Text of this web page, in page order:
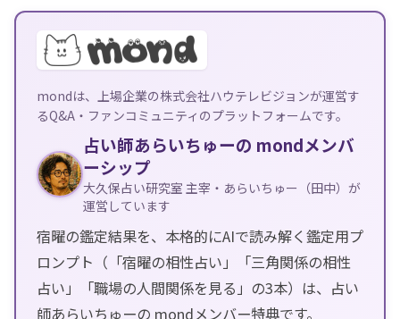
mondは、上場企業の株式会社ハウテレビジョンが運営す
るQ&A・ファンコミュニティのプラットフォームです。
占い師あらいちゅーの mondメンバ
ーシップ
大久保占い研究室 主宰・あらいちゅー（田中）が
運営しています
宿曜の鑑定結果を、本格的にAIで読み解く鑑定用プ
ロンプト（「宿曜の相性占い」「三角関係の相性
占い」「職場の人間関係を見る」の3本）は、占い
師あらいちゅーの mondメンバー特典です。